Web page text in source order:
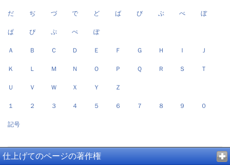
だ ぢ づ で ど ば び ぶ べ ぼ
ぱ ぴ ぷ ぺ ぽ
Ａ Ｂ Ｃ Ｄ Ｅ Ｆ Ｇ Ｈ Ｉ Ｊ
Ｋ Ｌ Ｍ Ｎ Ｏ Ｐ Ｑ Ｒ Ｓ Ｔ
Ｕ Ｖ Ｗ Ｘ Ｙ Ｚ
１ ２ ３ ４ ５ ６ ７ ８ ９ ０
記号
仕上げてのページの著作権